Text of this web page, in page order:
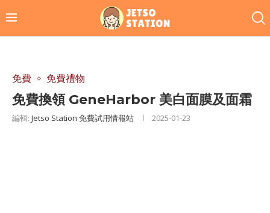
免費 免費禮物
免費換領 GeneHarbor 美白面膜及面霜
編輯: Jetso Station 免費試用情報站 2025-01-23